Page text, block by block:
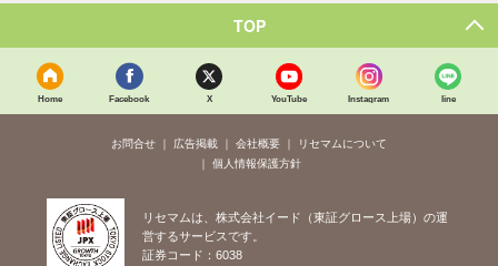
TOP
Home Facebook X YouTube Instagram line
お問合せ 広告掲載 会社概要
リセマムについて
個人情報保護方針
リセマムは、株式会社イード（東証グロース上場）の運
営するサービスです。
証券コード：6038